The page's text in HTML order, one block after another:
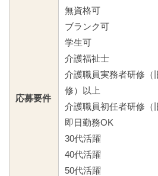
応募要件
無資格可
ブランク可
学生可
介護福祉士
介護職員実務者研修（
修）以上
介護職員初任者研修（
即日勤務OK
30代活躍
40代活躍
50代活躍